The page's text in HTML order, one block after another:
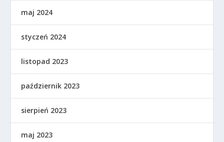
maj 2024
styczeń 2024
listopad 2023
październik 2023
sierpień 2023
maj 2023